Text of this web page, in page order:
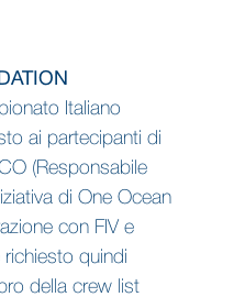
Italiano
ai partecipanti di
(Responsabile
di One Ocean
con FIV e
richiesto quindi
della crew list